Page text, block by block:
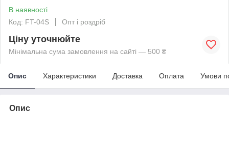
В наявності
Код: FT-04S
Опт і роздріб
Ціну уточнюйте
Мінімальна сума замовлення на сайті — 500 ₴
Опис Характеристики Доставка Оплата Умови
Опис